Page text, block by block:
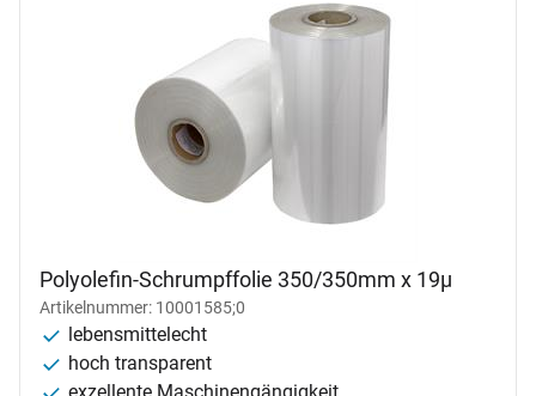
Polyolefin-Schrumpffolie 350/350mm x 19µ
Artikelnummer: 10001585;0
lebensmittelecht
hoch transparent